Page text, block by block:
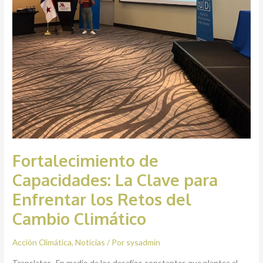
Fortalecimiento de
Capacidades: La Clave para
Enfrentar los Retos del
Cambio Climático
Acción Climática,Noticias / Por sysadmin